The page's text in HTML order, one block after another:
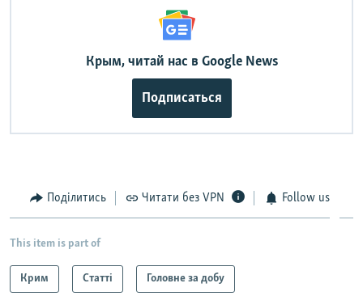
Крым, читай нас в Google News
Подписаться
Поділитись Читати без VPN Follow us
This item is part of
Крим Статті Головне за добу